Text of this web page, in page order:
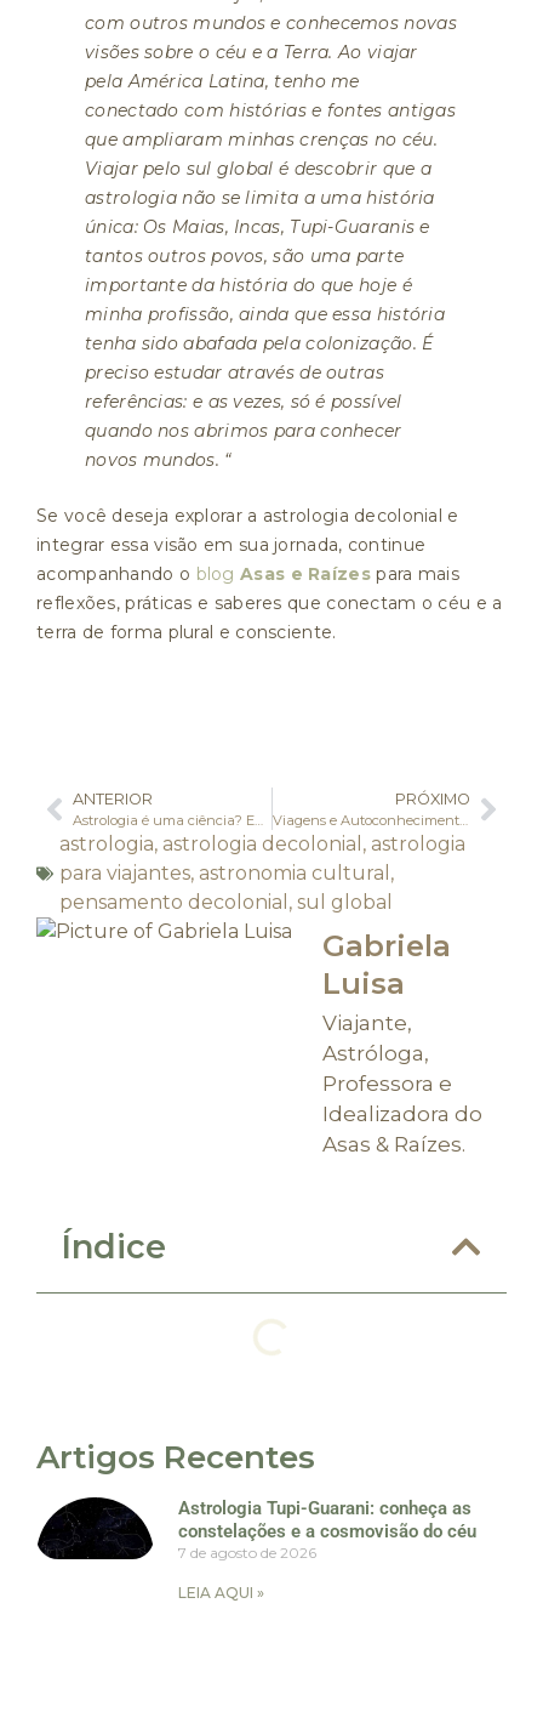
com outros mundos e conhecemos novas
visões sobre o céu e a Terra. Ao viajar
pela América Latina, tenho me
conectado com histórias e fontes antigas
que ampliaram minhas crenças no céu.
Viajar pelo sul global é descobrir que a
astrologia não se limita a uma história
única: Os Maias, Incas, Tupi-Guaranis e
tantos outros povos, são uma parte
importante da história do que hoje é
minha profissão, ainda que essa história
tenha sido abafada pela colonização. É
preciso estudar através de outras
referências: e as vezes, só é possível
quando nos abrimos para conhecer
novos mundos. “
Se você deseja explorar a astrologia decolonial e
integrar essa visão em sua jornada, continue
acompanhando o blogAsas e Raízespara mais
reflexões, práticas e saberes que conectam o céu e a
terra de forma plural e consciente.
ANTERIOR
Astrologia é uma ciência? Entenda o que está por trás desse debate
PRÓXIMO
Viagens e Autoconhecimento: dicas para viajar com mais propósito
astrologia, astrologia decolonial , astrologia
para viajantes, astronomia cultural ,
pensamento decolonial , sul global
Gabriela
Luisa
Viajante,
Astróloga,
Professora e
Idealizadora do
Asas & Raízes.
Índice
Artigos Recentes
Astrologia Tupi-Guarani: conheça as
constelações e a cosmovisão do céu
7 de agosto de 2026
LEIA AQUI »